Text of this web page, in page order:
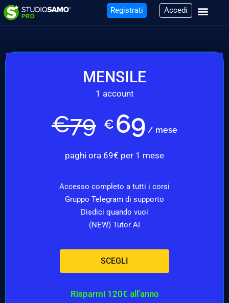
Registrati Accedi
MENSILE
1 account
€79 € 69 / mese
paghi ora 69€ per 1 mese
Accesso completo a tutti i corsi
Gruppo Telegram di supporto
Disdici quando vuoi
(NEW) Tutor AI
SCEGLI
Risparmi 120€ all'anno